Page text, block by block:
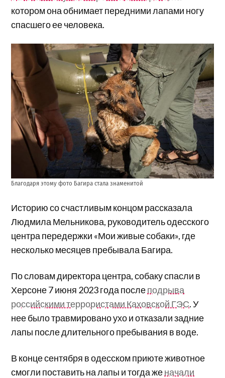
котором она обнимает передними лапами ногу
спасшего ее человека.
Благодаря этому фото Багира стала знаменитой
Историю со счастливым концом рассказала
Людмила Мельникова, руководитель одесского
центра передержки «Мои живые собаки», где
несколько месяцев пребывала Багира.
По словам директора центра, собаку спасли в
Херсоне 7 июня 2023 года послеподрыва
российскими террористами Каховской ГЭС. У
нее было травмировано ухо и отказали задние
лапы после длительного пребывания в воде.
В конце сентября в одесском приюте животное
смогли поставить на лапы и тогда женачали